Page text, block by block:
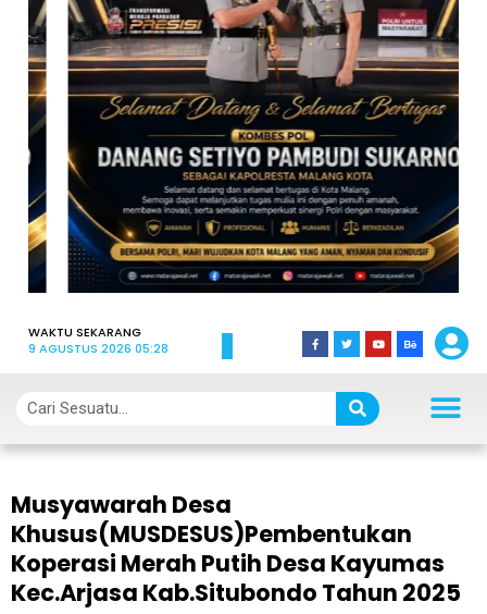
WAKTU SEKARANG
9 AGUSTUS 2026 05:28
Musyawarah Desa
Khusus(MUSDESUS)Pembentukan
Koperasi Merah Putih Desa Kayumas
Kec.Arjasa Kab.Situbondo Tahun 2025